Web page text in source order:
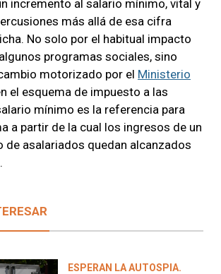
incremento al salario mínimo, vital y
más allá de esa cifra
No solo por el habitual impacto
programas sociales, sino
motorizado por el Ministerio
el esquema de impuesto a las
mínimo es la referencia para
a partir de la cual los ingresos de un
de asalariados quedan alcanzados
ESPERAN LA AUTOSPIA.